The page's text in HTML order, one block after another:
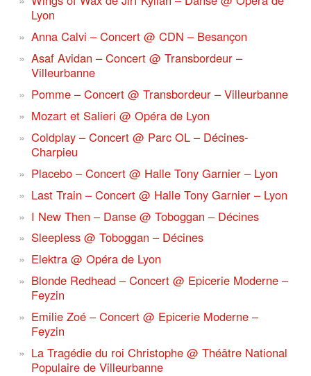
Lyon
Anna Calvi – Concert @ CDN – Besançon
Asaf Avidan – Concert @ Transbordeur –
Villeurbanne
Pomme – Concert @ Transbordeur – Villeurbanne
Mozart et Salieri @ Opéra de Lyon
Coldplay – Concert @ Parc OL – Décines-
Charpieu
Placebo – Concert @ Halle Tony Garnier – Lyon
Last Train – Concert @ Halle Tony Garnier – Lyon
I New Then – Danse @ Toboggan – Décines
Sleepless @ Toboggan – Décines
Elektra @ Opéra de Lyon
Blonde Redhead – Concert @ Epicerie Moderne –
Feyzin
Emilie Zoé – Concert @ Epicerie Moderne –
Feyzin
La Tragédie du roi Christophe @ Théâtre National
Populaire de Villeurbanne